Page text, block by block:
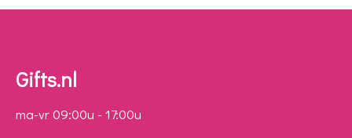
Gifts.nl
ma-vr 09:00u - 17:00u